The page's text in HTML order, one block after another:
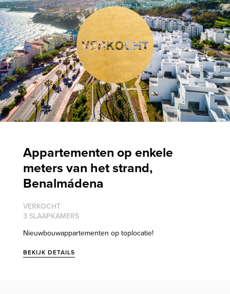
Appartementen op enkele
meters van het strand,
Benalmádena
VERKOCHT
3 SLAAPKAMERS
Nieuwbouwappartementen op toplocatie!
BEKIJK DETAILS